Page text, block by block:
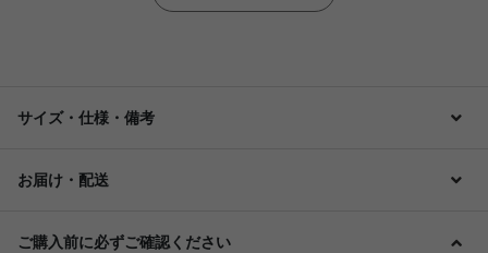
サイズ・仕様・備考
お届け・配送
ご購入前に必ずご確認ください